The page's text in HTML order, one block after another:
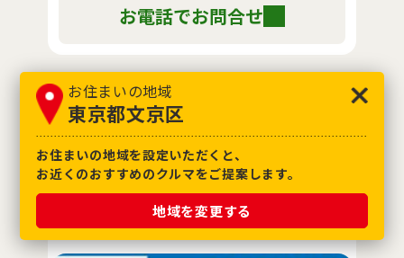
お住まいの地域
東京都文京区
お住まいの地域を設定いただくと、
お近くのおすすめのクルマをご提案します。
地域を変更する
お電話でお問合せ
トヨタ
RAV4 HEV G
純正ディスプレイオーディオ・ＥＴＣ・全周囲モ
ニター・レーダークルーズコントロール装備